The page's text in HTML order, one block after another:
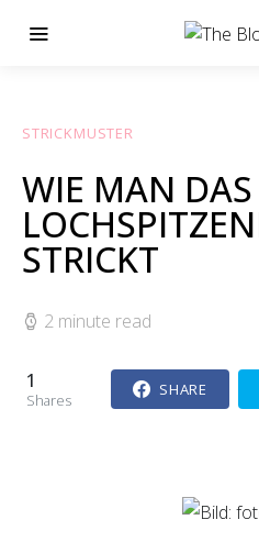
STRICKMUSTER
WIE MAN DAS
STRICKT
2 minute read
1
Shares
SHARE